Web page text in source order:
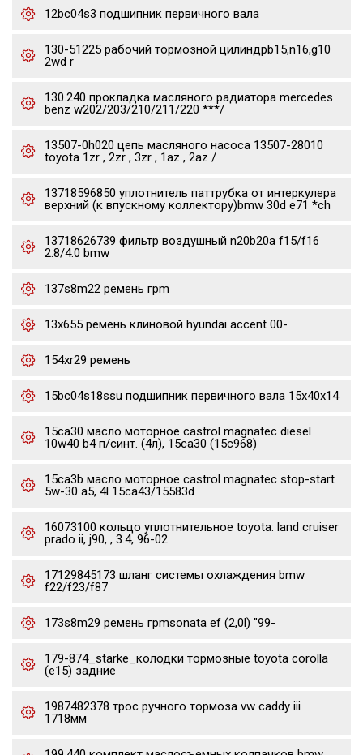
12bc04s3 подшипник первичного вала
130-51225 рабочий тормозной цилиндрb15,n16,g10
2wd r
130.240 прокладка масляного радиатора mercedes
benz w202/203/210/211/220 ***/
13507-0h020 цепь масляного насоса 13507-28010
toyota 1zr , 2zr , 3zr , 1az , 2az /
13718596850 уплотнитель паттрубка от интеркулера
верхний (к впускному коллектору)bmw 30d e71 *ch
13718626739 фильтр воздушный n20b20a f15/f16
2.8/4.0 bmw
137s8m22 ремень грm
13x655 ремень клиновой hyundai accent 00-
154xr29 ремень
15bc04s18ssu подшипник первичного вала 15x40x14
15ca30 масло моторное castrol magnatec diesel
10w40 b4 п/синт. (4л), 15ca30 (15c968)
15ca3b масло моторное castrol magnatec stop-start
5w-30 a5, 4l 15ca43/15583d
16073100 кольцо уплотнительное toyota: land cruiser
prado ii, j90, , 3.4, 96-02
17129845173 шланг системы охлаждения bmw
f22/f23/f87
173s8m29 ремень грmsonata ef (2,0l) "99-
179-874_starke_колодки тормозные toyota corolla
(e15) задние
1987482378 трос ручного тормоза vw caddy iii
1718мм